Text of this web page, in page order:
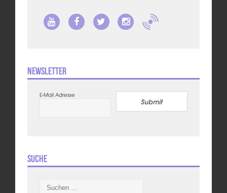
Newsletter
E-Mail Adresse
Submit
Suche
nach: